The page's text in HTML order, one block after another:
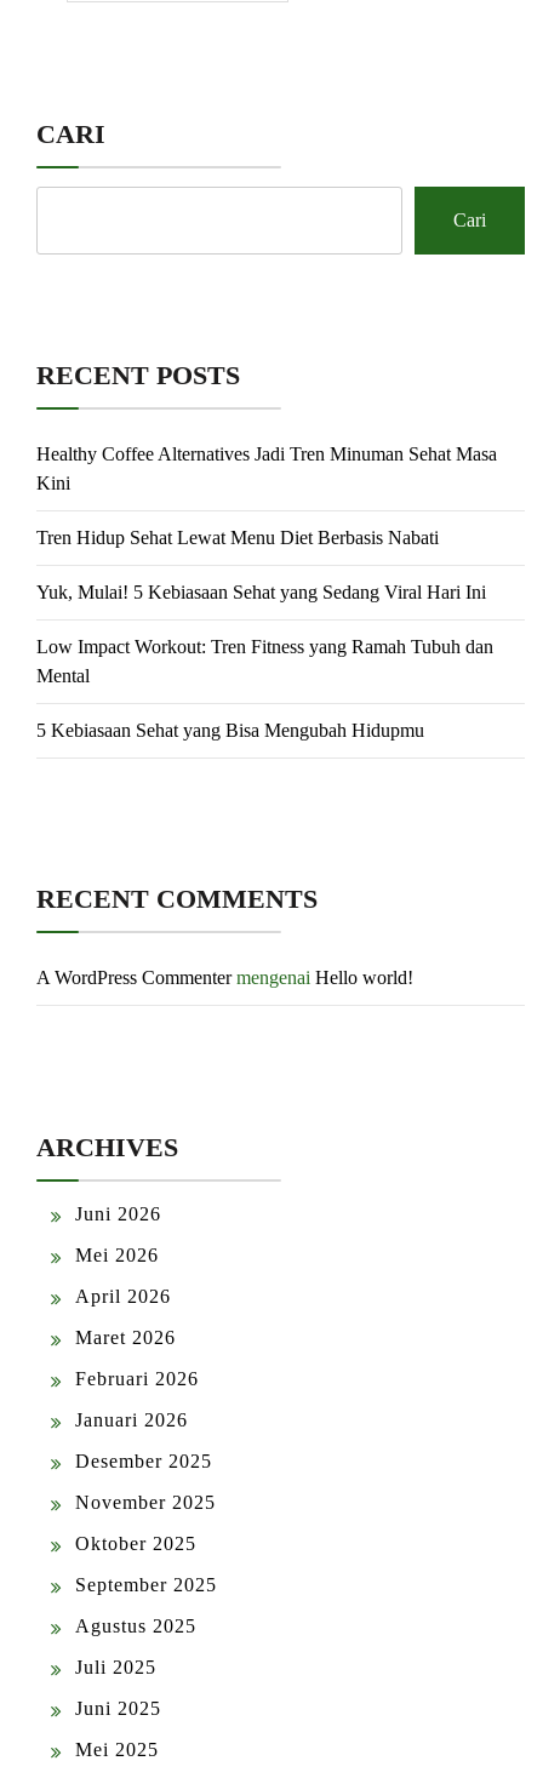
CARI
Cari
RECENT POSTS
Healthy Coffee Alternatives Jadi Tren Minuman Sehat Masa
Kini
Tren Hidup Sehat Lewat Menu Diet Berbasis Nabati
Yuk, Mulai! 5 Kebiasaan Sehat yang Sedang Viral Hari Ini
Low Impact Workout: Tren Fitness yang Ramah Tubuh dan
Mental
5 Kebiasaan Sehat yang Bisa Mengubah Hidupmu
RECENT COMMENTS
A WordPress Commentermengenai Hello world!
ARCHIVES
Juni 2026
Mei 2026
April 2026
Maret 2026
Februari 2026
Januari 2026
Desember 2025
November 2025
Oktober 2025
September 2025
Agustus 2025
Juli 2025
Juni 2025
Mei 2025